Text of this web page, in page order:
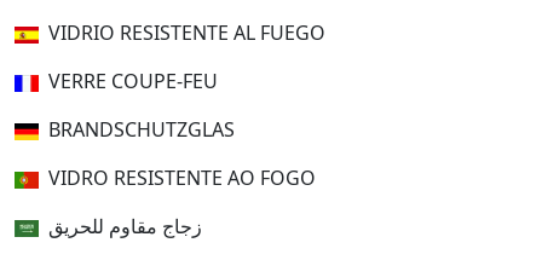
VIDRIO RESISTENTE AL FUEGO
VERRE COUPE-FEU
BRANDSCHUTZGLAS
VIDRO RESISTENTE AO FOGO
زجاج مقاوم للحريق